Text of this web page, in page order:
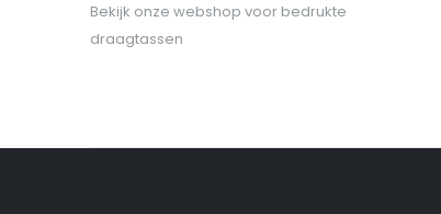
Bekijk onze webshop voor bedrukte
draagtassen